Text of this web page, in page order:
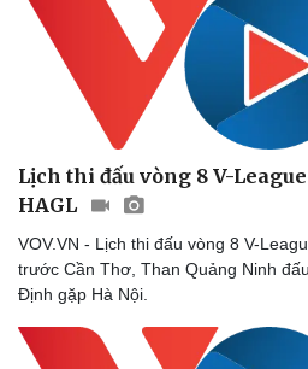
Sức khỏe
Dinh dưỡng - món ngon
Sản phụ khoa
Nhi khoa
Nam khoa
Làm đẹp - giảm cân
Phòng mạch online
Lịch thi đấu vòng 8 V-
HAGL
VOV.VN - Lịch thi đấu vòng 8 V-
trước Cần Thơ, Than Quảng Ninh
Định gặp Hà Nội.